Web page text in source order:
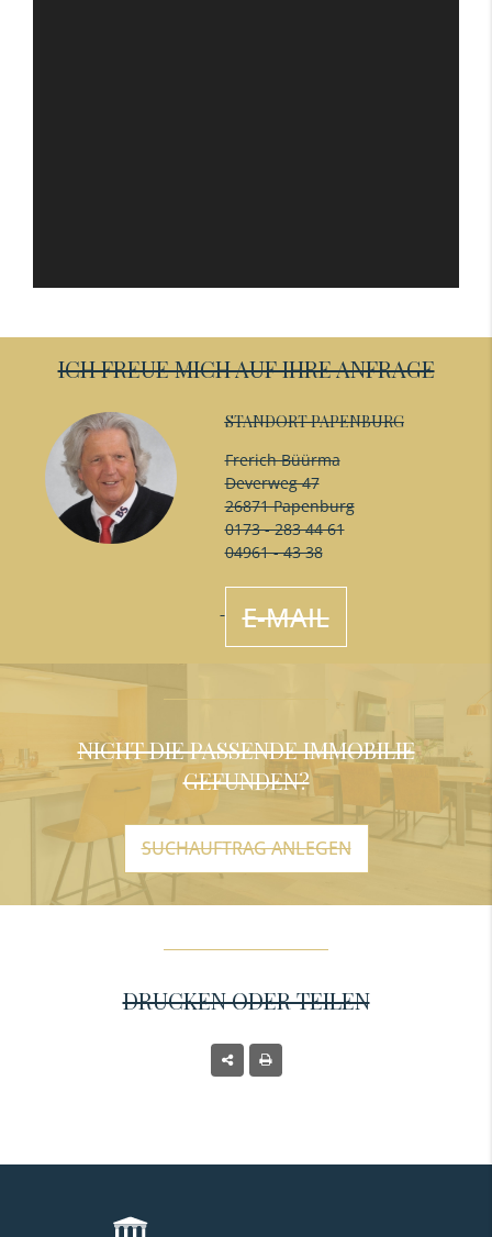
ICH FREUE MICH AUF IHRE ANFRAGE
STANDORT PAPENBURG
Frerich Büürma
Deverweg 47
26871 Papenburg
0173 - 283 44 61
04961 - 43 38
E-MAIL
NICHT DIE PASSENDE IMMOBILIE
GEFUNDEN?
SUCHAUFTRAG ANLEGEN
DRUCKEN ODER TEILEN